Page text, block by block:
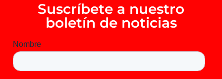
Suscríbete a nuestro
boletín de noticias